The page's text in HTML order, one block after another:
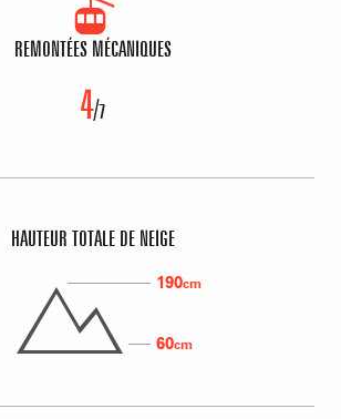
REMONTÉES MÉCANIQUES
4/7
HAUTEUR TOTALE DE NEIGE
190cm
60cm